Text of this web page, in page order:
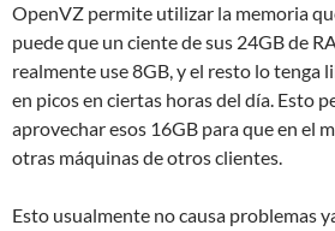
OpenVZ permite utilizar la memoria
puede que un ciente de sus 24GB de
realmente use 8GB, y el resto lo tenga
en picos en ciertas horas del día. Esto
aprovechar esos 16GB para que en el
otras máquinas de otros clientes.
Esto usualmente no causa problemas